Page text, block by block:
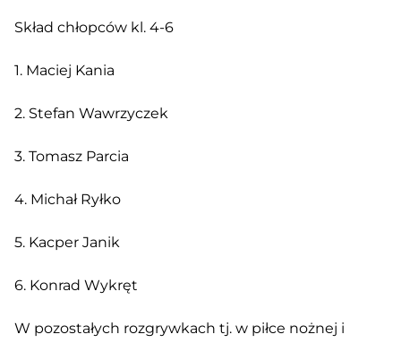
Skład chłopców kl. 4-6
1. Maciej Kania
2. Stefan Wawrzyczek
3. Tomasz Parcia
4. Michał Ryłko
5. Kacper Janik
6. Konrad Wykręt
W pozostałych rozgrywkach tj. w piłce nożnej i